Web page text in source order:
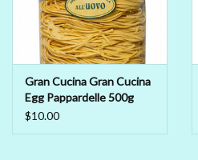
Gran Cucina Gran Cucina
Egg Pappardelle 500g
$10.00